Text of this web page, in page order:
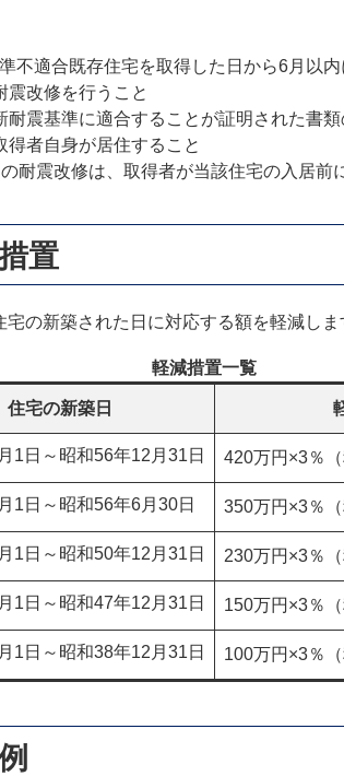
不適合既存住宅を取得した日から6月以
震改修を行うこと
耐震基準に適合することが証明された書
得者自身が居住すること
耐震改修は、取得者が当該住宅の入居前
置
の新築された日に対応する額を軽減しま
軽減措置一覧
住宅の新築日
1日～昭和56年12月31日 420万円×3％
1日～昭和56年6月30日 350万円×3％
1日～昭和50年12月31日 230万円×3％
1日～昭和47年12月31日 150万円×3％
1日～昭和38年12月31日 100万円×3％